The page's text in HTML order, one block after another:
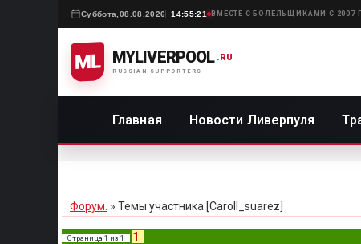
Суббота, 08.08.2026 14:55:21 ВМЕСТЕ С БОЛЕЛЬЩИКАМИ С 2007
ML MYLIVERPOOL
RUSSIAN SUPPORTERS
.RU
Главная Новости Ливерпуля
Форум. » Темы участника [Caroll_suarez]
Страница 1 из 1 1